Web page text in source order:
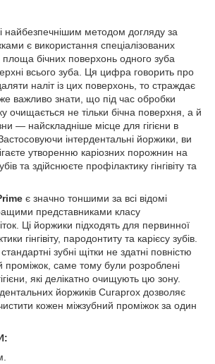
найбезпечнішим методом догляду за
є використання спеціалізованих
площа бічних поверхонь одного зуба
всього зуба. Ця цифра говорить про
наліт із цих поверхонь, то страждає
важливо знати, що під час обробки
очищається не тільки бічна поверхня, а й
— найскладніше місце для гігієни в
інтердентальні йоржики, ви
утворенню каріозних порожнин на
та здійснюєте профілактику гінгівіту та
є значно тоншими за всі відомі
представниками класу
Ці йоржики підходять для первинної
гінгівіту, пародонтиту та карієсу зубів.
зубні щітки не здатні повністю
проміжок, саме тому були розроблені
які делікатно очищують цю зону.
йоржиків Curaprox дозволяє
кожен міжзубний проміжок за один